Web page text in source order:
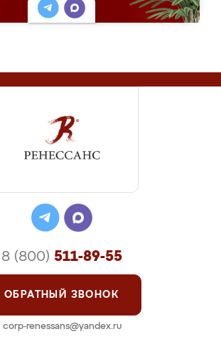
8 (800) 511-89-55
ОБРАТНЫЙ ЗВОНОК
corp-renessans@yandex.ru